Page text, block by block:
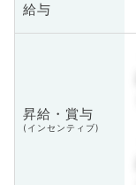
給与
昇給・賞与
(インセンティブ)